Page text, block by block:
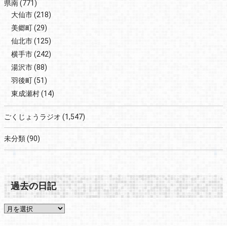
県南(771)
大仙市(218)
美郷町(29)
仙北市(125)
横手市(242)
湯沢市(88)
羽後町(51)
東成瀬村(14)
ごくじょうラジオ (1,547)
未分類(90)
過去の日記